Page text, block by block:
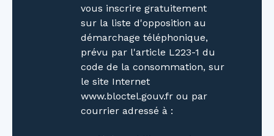
vous inscrire gratuitement
sur la liste d'opposition au
démarchage téléphonique,
prévu par l'article L223-1 du
code de la consommation, sur
le site Internet
www.bloctel.gouv.fr ou par
courrier adressé à :